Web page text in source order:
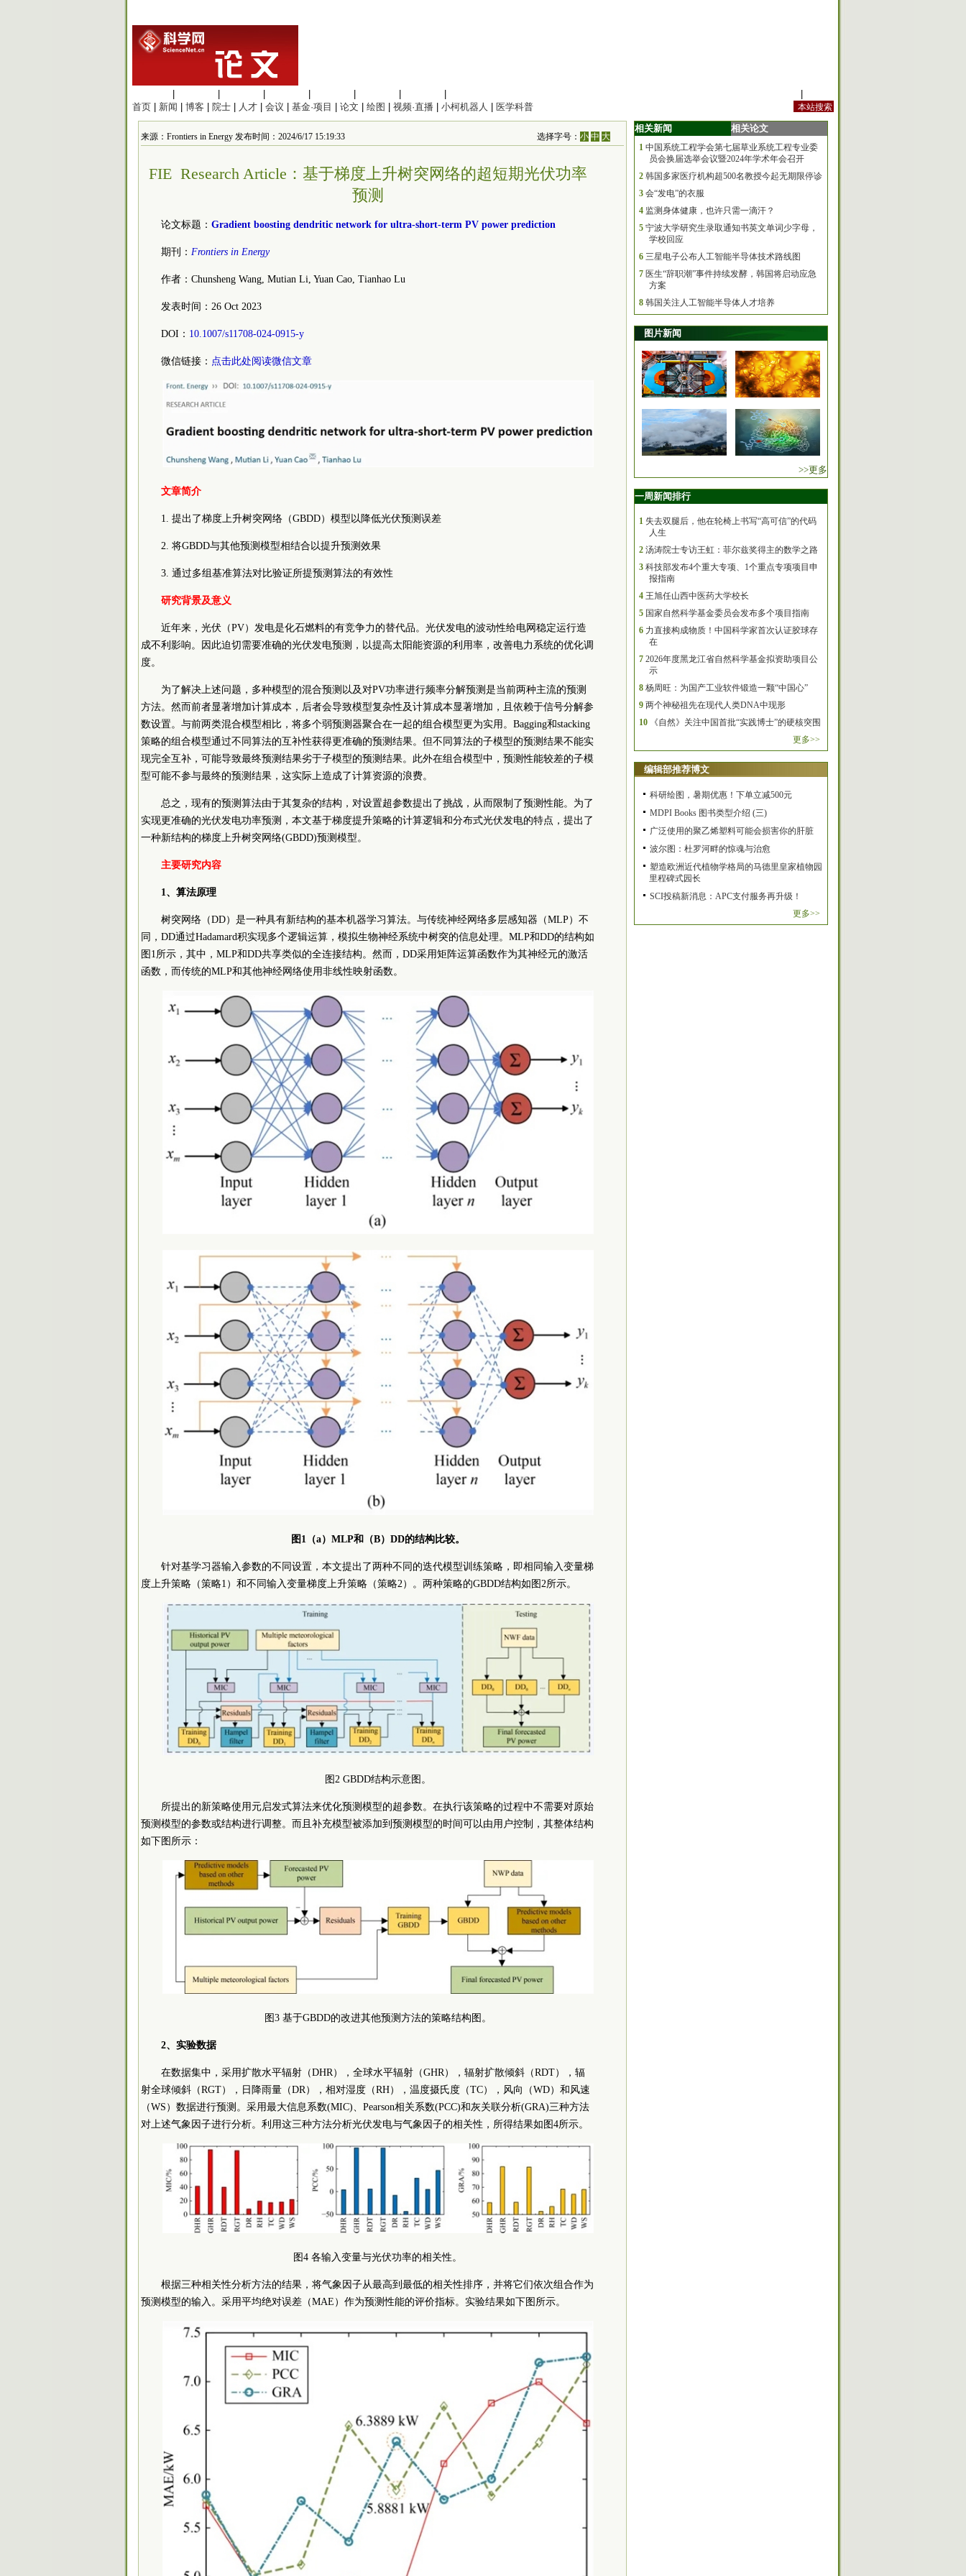
首页
新闻 博客 院士 人才 会议 基金·项目 论文 绘图 视频·直播 小柯机器人 医学科普
来源：Frontiers in Energy 发布时间：2024/6/17 15:19:33 选择字号：小 中 大
FIE Research Article：基于梯度上升树突网络的超短期光伏功率
预测
论文标题： Gradient boosting dendritic network for ultra-short-term PV power prediction
期刊： Frontiers in Energy
作者：Chunsheng Wang, Mutian Li, Yuan Cao, Tianhao Lu
发表时间：26 Oct 2023
DOI： 10.1007/s11708-024-0915-y
微信链接： 点击此处阅读微信文章
文章简介
1. 提出了梯度上升树突网络（GBDD）模型以降低光伏预测误差
2. 将GBDD与其他预测模型相结合以提升预测效果
3. 通过多组基准算法对比验证所提预测算法的有效性
研究背景及意义
近年来，光伏（PV）发电是化石燃料的有竞争力的替代品。光伏发电的波动性给电网稳定运行造
成不利影响。因此迫切需要准确的光伏发电预测，以提高太阳能资源的利用率，改善电力系统的优化调
度。
为了解决上述问题，多种模型的混合预测以及对PV功率进行频率分解预测是当前两种主流的预测
方法。然而前者显著增加计算成本，后者会导致模型复杂性及计算成本显著增加，且依赖于信号分解参
数设置。与前两类混合模型相比，将多个弱预测器聚合在一起的组合模型更为实用。Bagging和stacking
策略的组合模型通过不同算法的互补性获得更准确的预测结果。但不同算法的子模型的预测结果不能实
现完全互补，可能导致最终预测结果劣于子模型的预测结果。此外在组合模型中，预测性能较差的子模
型可能不参与最终的预测结果，这实际上造成了计算资源的浪费。
总之，现有的预测算法由于其复杂的结构，对设置超参数提出了挑战，从而限制了预测性能。为了
实现更准确的光伏发电功率预测，本文基于梯度提升策略的计算逻辑和分布式光伏发电的特点，提出了
一种新结构的梯度上升树突网络(GBDD)预测模型。
主要研究内容
1、算法原理
树突网络（DD）是一种具有新结构的基本机器学习算法。与传统神经网络多层感知器（MLP）不
同，DD通过Hadamard积实现多个逻辑运算，模拟生物神经系统中树突的信息处理。MLP和DD的结构如
图1所示，其中，MLP和DD共享类似的全连接结构。然而，DD采用矩阵运算函数作为其神经元的激活
函数，而传统的MLP和其他神经网络使用非线性映射函数。
图1（a）MLP和（B）DD的结构比较。
针对基学习器输入参数的不同设置，本文提出了两种不同的迭代模型训练策略，即相同输入变量梯
度上升策略（策略1）和不同输入变量梯度上升策略（策略2）。两种策略的GBDD结构如图2所示。
图2 GBDD结构示意图。
所提出的新策略使用元启发式算法来优化预测模型的超参数。在执行该策略的过程中不需要对原始
预测模型的参数或结构进行调整。而且补充模型被添加到预测模型的时间可以由用户控制，其整体结构
如下图所示：
图3 基于GBDD的改进其他预测方法的策略结构图。
2、实验数据
在数据集中，采用扩散水平辐射（DHR），全球水平辐射（GHR），辐射扩散倾斜（RDT），辐
射全球倾斜（RGT），日降雨量（DR），相对湿度（RH），温度摄氏度（TC），风向（WD）和风速
（WS）数据进行预测。采用最大信息系数(MIC)、Pearson相关系数(PCC)和灰关联分析(GRA)三种方法
对上述气象因子进行分析。利用这三种方法分析光伏发电与气象因子的相关性，所得结果如图4所示。
图4 各输入变量与光伏功率的相关性。
根据三种相关性分析方法的结果，将气象因子从最高到最低的相关性排序，并将它们依次组合作为
预测模型的输入。采用平均绝对误差（MAE）作为预测性能的评价指标。实验结果如下图所示。
相关新闻 相关论文
1 中国系统工程学会第七届草业系统工程专业委
员会换届选举会议暨2024年学术年会召开
2 韩国多家医疗机构超500名教授今起无期限停诊
3 会“发电”的衣服
4 监测身体健康，也许只需一滴汗？
5 宁波大学研究生录取通知书英文单词少字母，
学校回应
6 三星电子公布人工智能半导体技术路线图
7 医生“辞职潮”事件持续发酵，韩国将启动应急
方案
8 韩国关注人工智能半导体人才培养
图片新闻
>>更多
一周新闻排行
1 失去双腿后，他在轮椅上书写“高可信”的代码
人生
2 汤涛院士专访王虹：菲尔兹奖得主的数学之路
3 科技部发布4个重大专项、1个重点专项项目申
报指南
4 王旭任山西中医药大学校长
5 国家自然科学基金委员会发布多个项目指南
6 力直接构成物质！中国科学家首次认证胶球存
在
7 2026年度黑龙江省自然科学基金拟资助项目公
示
8 杨周旺：为国产工业软件锻造一颗“中国心”
9 两个神秘祖先在现代人类DNA中现形
10
《自然》关注中国首批“实践博士”的硬核突围
更多>>
编辑部推荐博文
科研绘图，暑期优惠！下单立减500元
MDPI Books 图书类型介绍 (三)
广泛使用的聚乙烯塑料可能会损害你的肝脏
波尔图：杜罗河畔的惊魂与治愈
塑造欧洲近代植物学格局的马德里皇家植物园
里程碑式园长
SCI投稿新消息：APC支付服务再升级！
更多>>